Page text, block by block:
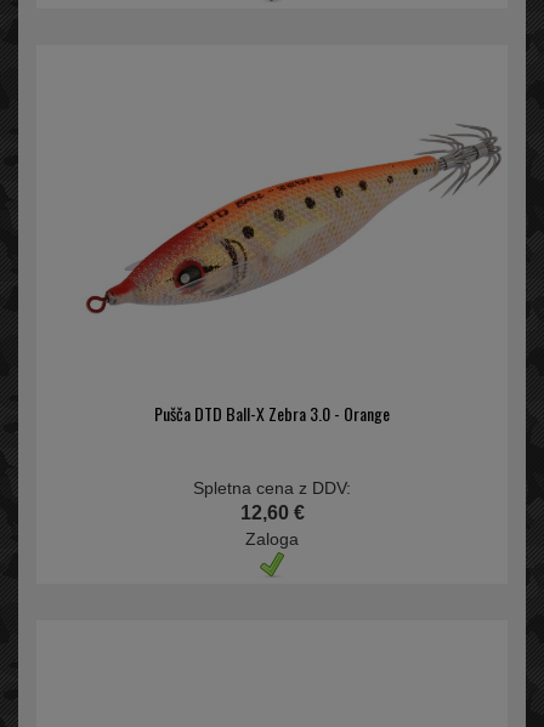
Pušča DTD Ball-X Zebra 3.0 - Orange
Spletna cena z DDV:
12,60 €
Zaloga